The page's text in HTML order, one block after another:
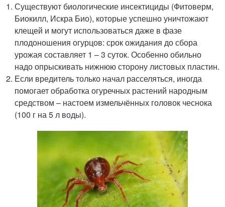
Существуют биологические инсектициды (Фитоверм,
Биокилл, Искра Био), которые успешно уничтожают
клещей и могут использоваться даже в фазе
плодоношения огурцов: срок ожидания до сбора
урожая составляет 1 – 3 суток. Особенно обильно
надо опрыскивать нижнюю сторону листовых пластин.
Если вредитель только начал расселяться, иногда
помогает обработка огуречных растений народным
средством – настоем измельчённых головок чеснока
(100 г на 5 л воды).